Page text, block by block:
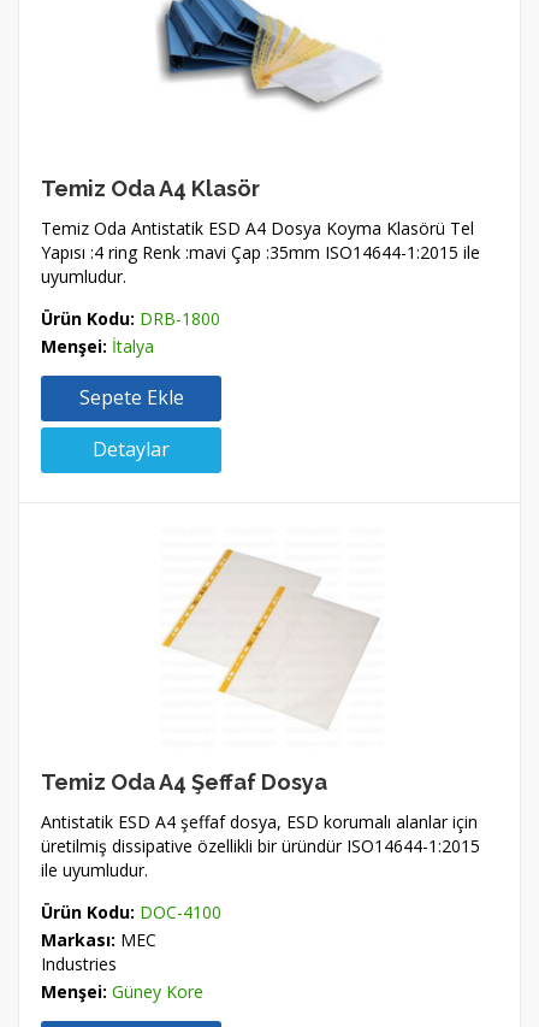
Temiz Oda A4 Klasör
Temiz Oda Antistatik ESD A4 Dosya Koyma Klasörü Tel
Yapısı :4 ring Renk :mavi Çap :35mm ISO14644-1:2015 ile
uyumludur.
Ürün Kodu: DRB-1800
Menşei: İtalya
Sepete Ekle
Detaylar
Temiz Oda A4 Şeffaf Dosya
Antistatik ESD A4 şeffaf dosya, ESD korumalı alanlar için
üretilmiş dissipative özellikli bir üründür ISO14644-1:2015
ile uyumludur.
Ürün Kodu: DOC-4100
Markası: MEC
Industries
Menşei: Güney Kore